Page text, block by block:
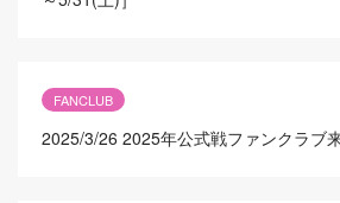
FANCLUB
2025/3/26 2025年公式戦ファンクラブ